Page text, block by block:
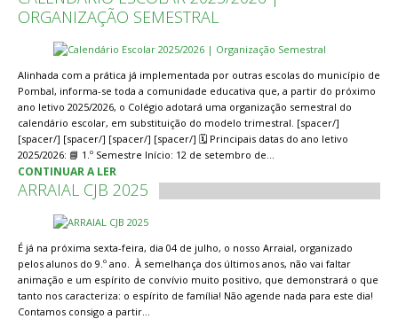
ORGANIZAÇÃO SEMESTRAL
Alinhada com a prática já implementada por outras escolas do município de
Pombal, informa-se toda a comunidade educativa que, a partir do próximo
ano letivo 2025/2026, o Colégio adotará uma organização semestral do
calendário escolar, em substituição do modelo trimestral. [spacer/]
[spacer/] [spacer/] [spacer/] [spacer/] 🗓️ Principais datas do ano letivo
2025/2026: 📘 1.º Semestre Início: 12 de setembro de…
CONTINUAR A LER
ARRAIAL CJB 2025
É já na próxima sexta-feira, dia 04 de julho, o nosso Arraial, organizado
pelos alunos do 9.º ano. À semelhança dos últimos anos, não vai faltar
animação e um espírito de convívio muito positivo, que demonstrará o que
tanto nos caracteriza: o espírito de família! Não agende nada para este dia!
Contamos consigo a partir…